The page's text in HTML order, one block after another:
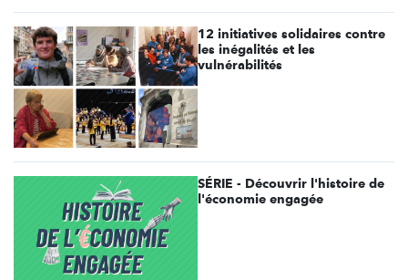
12 initiatives solidaires contre
les inégalités et les
vulnérabilités
SÉRIE - Découvrir l'histoire de
l'économie engagée